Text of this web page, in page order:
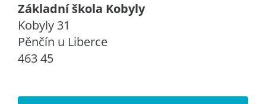
Základní škola Kobyly
Kobyly 31
Pěnčín u Liberce
463 45